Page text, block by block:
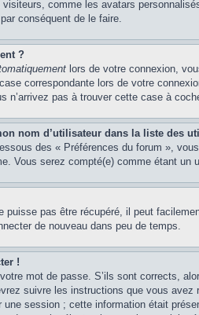
comme les avatars
conséquent de le faire.
?
lors de votre connexion,
correspondante lors de votre
n’arrivez pas à trouver cette case à
nom d’utilisateur dans la liste des
des « Préférences du forum »,
Vous serez compté(e) comme étant un
puisse pas être récupéré, il peut
de nouveau dans peu de temps.
!
mot de passe. S’ils sont corrects,
suivre les instructions que vous
session ; cette information était